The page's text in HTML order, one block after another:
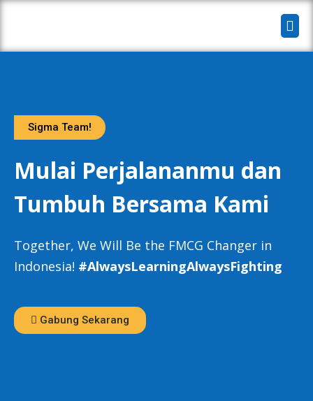
Sigma Team!
Mulai Perjalananmu dan
Tumbuh Bersama Kami
Together, We Will Be the FMCG Changer in
Indonesia! #AlwaysLearningAlwaysFighting
Gabung Sekarang